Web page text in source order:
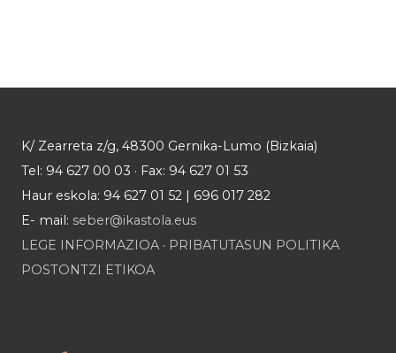
K/ Zearreta z/g, 48300 Gernika-Lumo (Bizkaia)
Tel: 94 627 00 03 · Fax: 94 627 01 53
Haur eskola: 94 627 01 52 | 696 017 282
E- mail: seber@ikastola.eus
LEGE INFORMAZIOA · PRIBATUTASUN POLITIKA
POSTONTZI ETIKOA